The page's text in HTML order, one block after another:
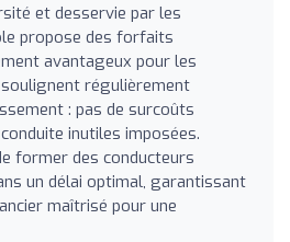
et desservie par les
propose des forfaits
avantageux pour les
régulièrement
: pas de surcoûts
inutiles imposées.
former des conducteurs
un délai optimal, garantissant
maîtrisé pour une